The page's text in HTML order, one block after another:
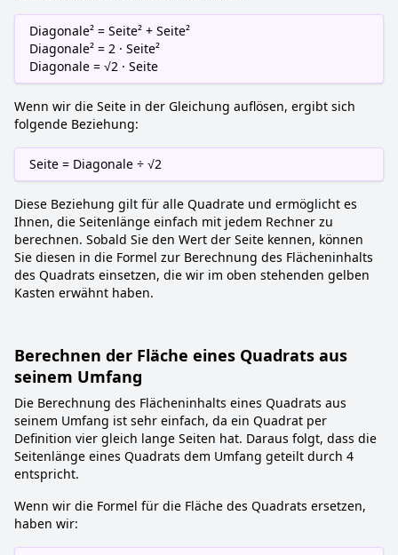
Diagonale² = Seite² + Seite²
Diagonale² = 2 · Seite²
Diagonale = √2 · Seite
Wenn wir die Seite in der Gleichung auflösen, ergibt sich
folgende Beziehung:
Seite = Diagonale ÷ √2
Diese Beziehung gilt für alle Quadrate und ermöglicht es
Ihnen, die Seitenlänge einfach mit jedem Rechner zu
berechnen. Sobald Sie den Wert der Seite kennen, können
Sie diesen in die Formel zur Berechnung des Flächeninhalts
des Quadrats einsetzen, die wir im oben stehenden gelben
Kasten erwähnt haben.
Berechnen der Fläche eines Quadrats aus
seinem Umfang
Die Berechnung des Flächeninhalts eines Quadrats aus
seinem Umfang ist sehr einfach, da ein Quadrat per
Definition vier gleich lange Seiten hat. Daraus folgt, dass die
Seitenlänge eines Quadrats dem Umfang geteilt durch 4
entspricht.
Wenn wir die Formel für die Fläche des Quadrats ersetzen,
haben wir: